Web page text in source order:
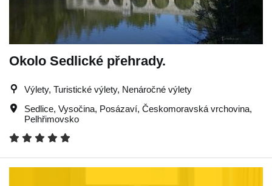
Okolo Sedlické přehrady.
Výlety, Turistické výlety, Nenáročné výlety
Sedlice, Vysočina, Posázaví, Českomoravská vrchovina,
Pelhřimovsko